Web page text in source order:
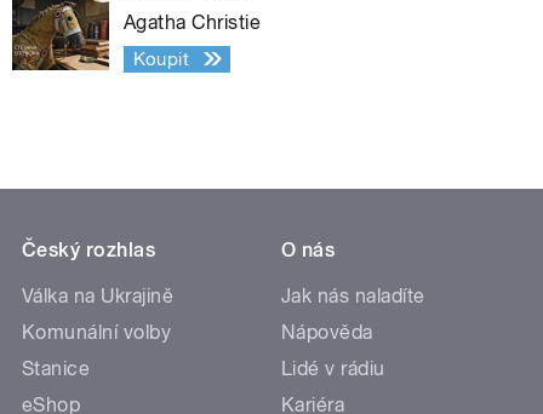
Agatha Christie
Koupit
Český rozhlas
Válka na Ukrajině
Komunální volby
Stanice
eShop
O nás
Jak nás naladíte
Nápověda
Lidé v rádiu
Kariéra